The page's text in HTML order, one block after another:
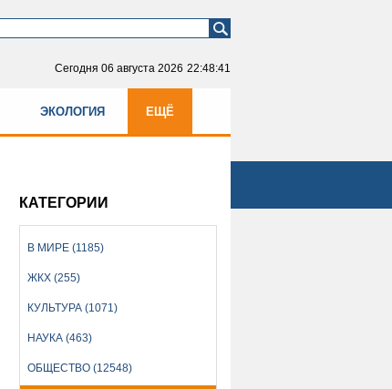
Сегодня 06 августа 2026 22:48:41
ЭКОЛОГИЯ ЕЩЁ
КАТЕГОРИИ
В МИРЕ (1185)
ЖКХ (255)
КУЛЬТУРА (1071)
НАУКА (463)
ОБЩЕСТВО (12548)